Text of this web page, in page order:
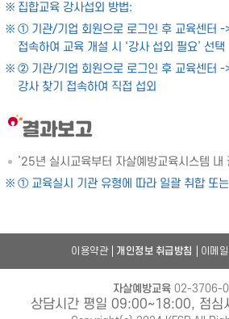
집합교육 강사섭외 방법:
① 기관/기업 회원으로 로그인 후 교육센터 -
접속하여 교육 개설 시 ‘강사 섭외 필요’ 선택
② 기관/기업 회원으로 로그인 후 교육센터 -
강사 찾기 접속하여 직접 섭외
결과보고
’25년 실시교육부터 자살예방교육시스템 내
① 교육실시 기관 유형에 따라 일괄 취합 또
이용약관 개인정보 취급방침 이메
자살예방교육 02-3706-
상담시간 평일 09:00~18:00, 점